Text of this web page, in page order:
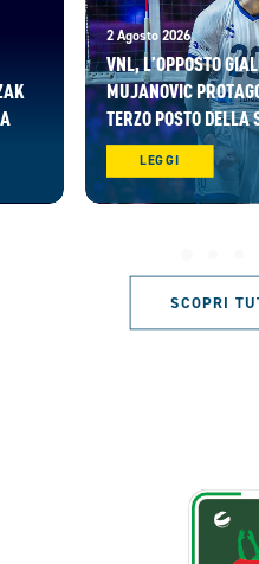
2 Agosto 2026
VNL, L’OPPOSTO
MUJANOVIC
TERZO POSTO DELLA
LEGGI
SCOPRI